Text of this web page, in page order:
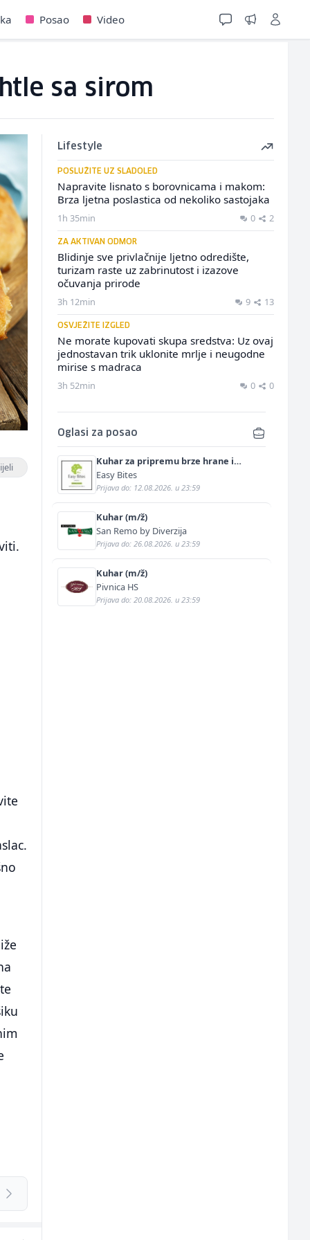
Posao Video
sa sirom
Lifestyle
POSLUŽITE UZ SLADOLED
Napravite lisnato s borovnicama i makom:
Brza ljetna poslastica od nekoliko sastojaka
1h 35min 0 2
ZA AKTIVAN ODMOR
Blidinje sve privlačnije ljetno odredište,
turizam raste uz zabrinutost i izazove
očuvanja prirode
3h 12min 9 13
OSVJEŽITE IZGLED
Ne morate kupovati skupa sredstva: Uz ovaj
jednostavan trik uklonite mrlje i neugodne
mirise s madraca
3h 52min 0 0
Oglasi za posao
Kuhar za pripremu brze hrane i
jednostavnih jela (m/ž)
Easy Bites
Prijava do: 12.08.2026. u 23:59
Kuhar (m/ž)
San Remo by Diverzija
Prijava do: 26.08.2026. u 23:59
Kuhar (m/ž)
Pivnica HS
Prijava do: 20.08.2026. u 23:59